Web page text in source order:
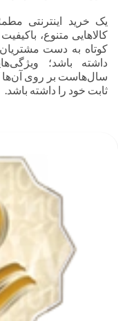
یک خرید اینترنتی
کالاهایی متنوع،
کوتاه به دست مشتریان
داشته باشد؛
سال‌هاست بر روی آن‌ها
ثابت خود را داشته باشد.